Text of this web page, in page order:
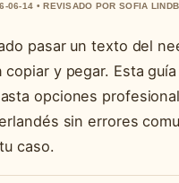
06-14 • REVISADO POR SOFIA
pasar un texto del
y pegar. Esta
opciones
sin errores
caso.